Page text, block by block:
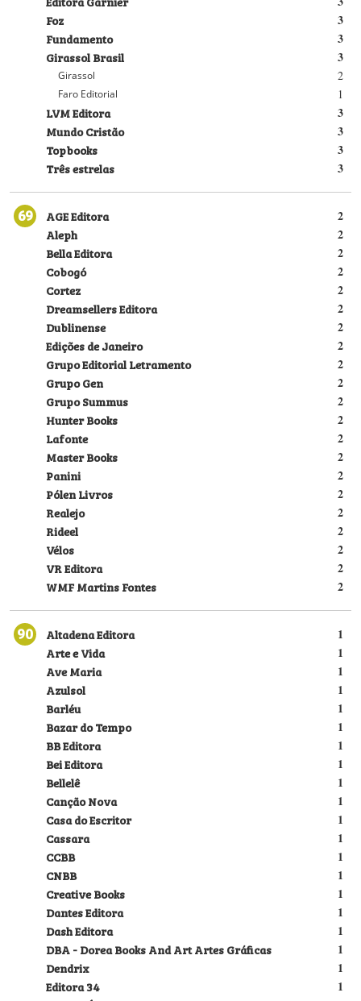
3
Foz
3
Fundamento
3
Girassol Brasil
2
Girassol
1
Faro Editorial
3
LVM Editora
3
Mundo Cristão
3
Topbooks
3
Três estrelas
69 2
AGE Editora
2
Aleph
2
Bella Editora
2
Cobogó
2
Cortez
2
Dreamsellers Editora
2
Dublinense
2
Edições de Janeiro
2
Grupo Editorial Letramento
2
Grupo Gen
2
Grupo Summus
2
Hunter Books
2
Lafonte
2
Master Books
2
Panini
2
Pólen Livros
2
Realejo
2
Rideel
2
Vélos
2
VR Editora
2
WMF Martins Fontes
90 1
Altadena Editora
1
Arte e Vida
1
Ave Maria
1
Azulsol
1
Barléu
1
Bazar do Tempo
1
BB Editora
1
Bei Editora
1
Bellelê
1
Canção Nova
1
Casa do Escritor
1
Cassara
1
CCBB
1
CNBB
1
Creative Books
1
Dantes Editora
1
Dash Editora
1
DBA - Dorea Books And Art Artes Gráficas
1
Dendrix
1
Editora 34